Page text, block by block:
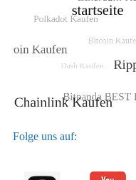
Folge uns auf: